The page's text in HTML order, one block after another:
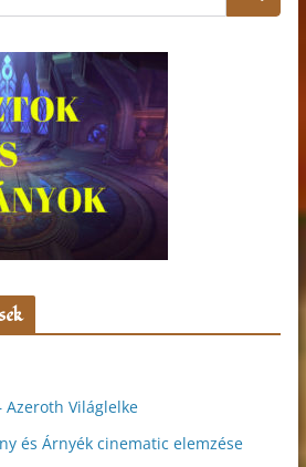
Azeroth Világlelke
és Árnyék cinematic elemzése